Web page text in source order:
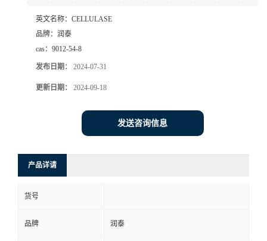
英文名称： CELLULASE
品牌： 润泰
cas： 9012-54-8
发布日期： 2024-07-31
更新日期： 2024-09-18
发送咨询信息
产品详请
货号
品牌 润泰